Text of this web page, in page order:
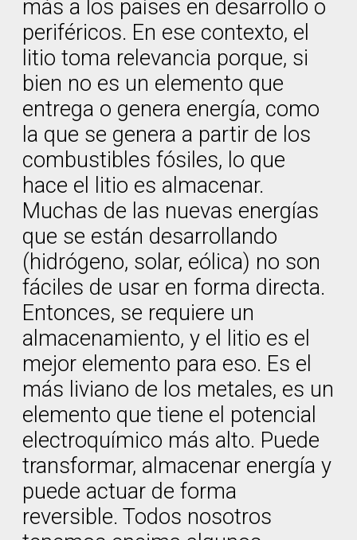
más a los países en desarrollo o
periféricos. En ese contexto, el
litio toma relevancia porque, si
bien no es un elemento que
entrega o genera energía, como
la que se genera a partir de los
combustibles fósiles, lo que
hace el litio es almacenar.
Muchas de las nuevas energías
que se están desarrollando
(hidrógeno, solar, eólica) no son
fáciles de usar en forma directa.
Entonces, se requiere un
almacenamiento, y el litio es el
mejor elemento para eso. Es el
más liviano de los metales, es un
elemento que tiene el potencial
electroquímico más alto. Puede
transformar, almacenar energía y
puede actuar de forma
reversible. Todos nosotros